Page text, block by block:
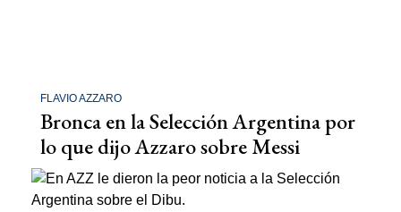
FLAVIO AZZARO
Bronca en la Selección Argentina por
lo que dijo Azzaro sobre Messi